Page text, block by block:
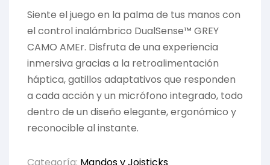
Siente el juego en la palma de tus manos con
el control inalámbrico DualSense™ GREY
CAMO AMEr. Disfruta de una experiencia
inmersiva gracias a la retroalimentación
háptica, gatillos adaptativos que responden
a cada acción y un micrófono integrado, todo
dentro de un diseño elegante, ergonómico y
reconocible al instante.